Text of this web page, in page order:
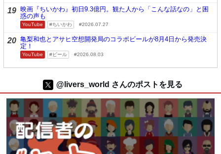
19 映画『ちいかわ』初日9.3億円。観た人から「こんな話なの」と困
惑の声も
YouTube ちいかわ 2026.07.27
20 亀梨和也とアサヒ空想開発局のコラボビールが8月4日から発売決
定！
YouTube ビール 2026.08.03
@livers_world さんのポストを見る